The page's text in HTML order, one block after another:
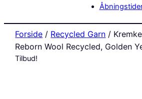
Forside / Recycled Garn /
Reborn Wool Recycled, Golden
Tilbud!